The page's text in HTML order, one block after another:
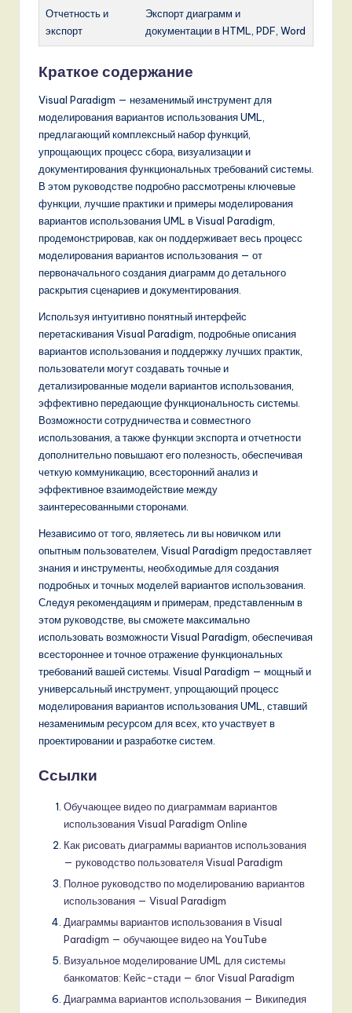
Отчетность и
экспорт
Экспорт диаграмм и
документации в HTML, PDF, Word
Краткое содержание
Visual Paradigm — незаменимый инструмент для
моделирования вариантов использования UML,
предлагающий комплексный набор функций,
упрощающих процесс сбора, визуализации и
документирования функциональных требований системы.
В этом руководстве подробно рассмотрены ключевые
функции, лучшие практики и примеры моделирования
вариантов использования UML в Visual Paradigm,
продемонстрировав, как он поддерживает весь процесс
моделирования вариантов использования — от
первоначального создания диаграмм до детального
раскрытия сценариев и документирования.
Используя интуитивно понятный интерфейс
перетаскивания Visual Paradigm, подробные описания
вариантов использования и поддержку лучших практик,
пользователи могут создавать точные и
детализированные модели вариантов использования,
эффективно передающие функциональность системы.
Возможности сотрудничества и совместного
использования, а также функции экспорта и отчетности
дополнительно повышают его полезность, обеспечивая
четкую коммуникацию, всесторонний анализ и
эффективное взаимодействие между
заинтересованными сторонами.
Независимо от того, являетесь ли вы новичком или
опытным пользователем, Visual Paradigm предоставляет
знания и инструменты, необходимые для создания
подробных и точных моделей вариантов использования.
Следуя рекомендациям и примерам, представленным в
этом руководстве, вы сможете максимально
использовать возможности Visual Paradigm, обеспечивая
всестороннее и точное отражение функциональных
требований вашей системы. Visual Paradigm — мощный и
универсальный инструмент, упрощающий процесс
моделирования вариантов использования UML, ставший
незаменимым ресурсом для всех, кто участвует в
проектировании и разработке систем.
Ссылки
Обучающее видео по диаграммам вариантов
использования Visual Paradigm Online
Как рисовать диаграммы вариантов использования
— руководство пользователя Visual Paradigm
Полное руководство по моделированию вариантов
использования — Visual Paradigm
Диаграммы вариантов использования в Visual
Paradigm — обучающее видео на YouTube
Визуальное моделирование UML для системы
банкоматов: Кейс-стади — блог Visual Paradigm
Диаграмма вариантов использования — Википедия